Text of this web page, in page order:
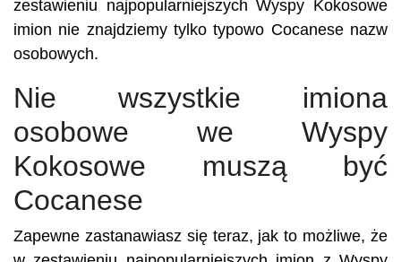
zestawieniu najpopularniejszych Wyspy Kokosowe
imion nie znajdziemy tylko typowo Cocanese nazw
osobowych.
Nie wszystkie imiona
osobowe we Wyspy
Kokosowe muszą być
Cocanese
Zapewne zastanawiasz się teraz, jak to możliwe, że